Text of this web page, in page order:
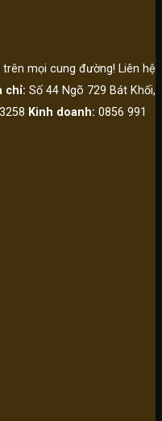
mọi cung đường! Liên hệ
chỉ: Số 44 Ngõ 729 Bát Khối,
Kinh doanh: 0856 991